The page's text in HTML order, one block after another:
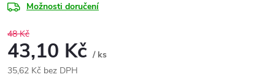
Možnosti doručení
48 Kč
43,10 Kč / ks
35,62 Kč bez DPH